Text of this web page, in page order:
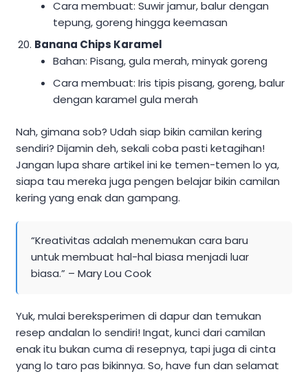
Cara membuat: Suwir jamur, balur dengan
tepung, goreng hingga keemasan
Banana Chips Karamel
Bahan: Pisang, gula merah, minyak goreng
Cara membuat: Iris tipis pisang, goreng, balur
dengan karamel gula merah
Nah, gimana sob? Udah siap bikin camilan kering
sendiri? Dijamin deh, sekali coba pasti ketagihan!
Jangan lupa share artikel ini ke temen-temen lo ya,
siapa tau mereka juga pengen belajar bikin camilan
kering yang enak dan gampang.
“Kreativitas adalah menemukan cara baru
untuk membuat hal-hal biasa menjadi luar
biasa.” – Mary Lou Cook
Yuk, mulai bereksperimen di dapur dan temukan
resep andalan lo sendiri! Ingat, kunci dari camilan
enak itu bukan cuma di resepnya, tapi juga di cinta
yang lo taro pas bikinnya. So, have fun dan selamat